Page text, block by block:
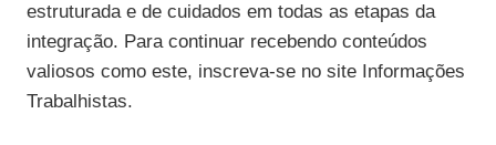
estruturada e de cuidados em todas as etapas da
integração. Para continuar recebendo conteúdos
valiosos como este, inscreva-se no site Informações
Trabalhistas.